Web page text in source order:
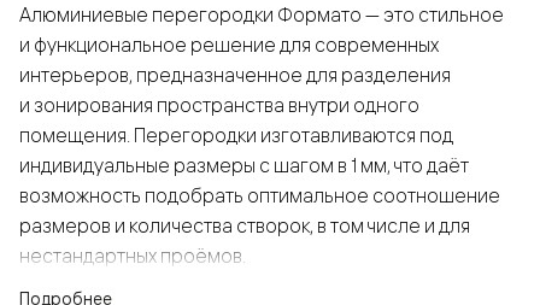
Алюминиевые перегородки Формато — это стильное
и функциональное решение для современных
интерьеров, предназначенное для разделения
и зонирования пространства внутри одного
помещения. Перегородки изготавливаются под
индивидуальные размеры с шагом в 1 мм, что даёт
возможность подобрать оптимальное соотношение
размеров и количества створок, в том числе и для
нестандартных проёмов.
Подробнее